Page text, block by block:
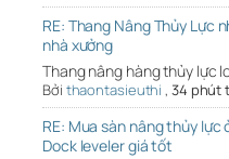
RE: Thang Nâng Thủy Lực
nhà xưởng
Thang nâng hàng thủy lực
Bởi thaontasieuthi , 34 phút
RE: Mua sàn nâng thủy lực
Dock leveler giá tốt